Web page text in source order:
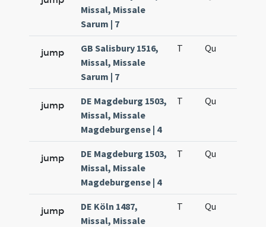
Missal, Missale
Sarum | 7
jump
GB Salisbury 1516,
Missal, Missale
Sarum | 7
T Qu
jump
DE Magdeburg 1503,
Missal, Missale
Magdeburgense | 4
T Qu
jump
DE Magdeburg 1503,
Missal, Missale
Magdeburgense | 4
T Qu
jump
DE Köln 1487,
Missal, Missale
T Qu